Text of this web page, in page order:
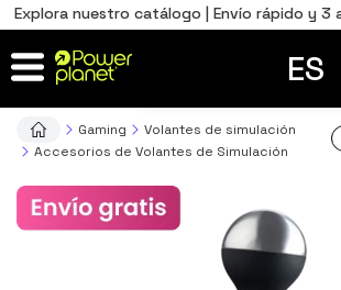
Explora nuestro catálogo | Envío rápido y 3
ES
Gaming
Volantes de simulación
Accesorios de Volantes de Simulación
IR AL
Português